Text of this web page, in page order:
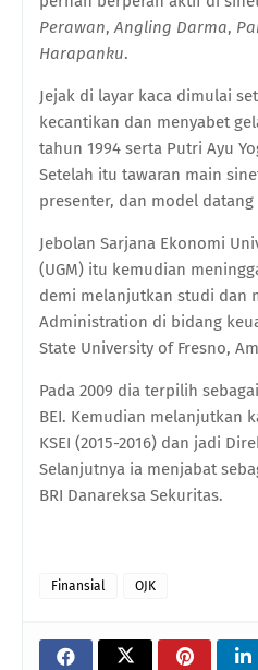
Perawan,Angling Darma,
Harapanku.
Jejak di layar kaca dimulai
kecantikan dan menyabet
tahun 1994 serta Putri Ayu
Setelah itu tawaran main
presenter, dan model
Jebolan Sarjana Ekonomi
(UGM) itu kemudian
demi melanjutkan studi dan
Administration di bidang
State University of Fresno,
Pada 2009 dia terpilih
BEI. Kemudian melanjutkan
KSEI (2015-2016) dan jadi
Selanjutnya ia menjabat
BRI Danareksa Sekuritas.
Finansial OJK